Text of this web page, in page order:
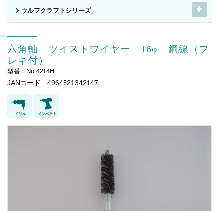
ウルフクラフトシリーズ
六角軸 ツイストワイヤー 16φ 鋼線（フ
レキ付）
型番：No.4214H
JANコード：4964521342147